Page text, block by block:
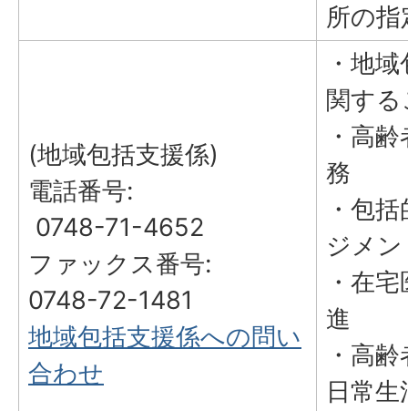
所の
(地域包括支援係)
電話番号:
0748-71-4652
ファックス番号:
0748-72-1481
地域包括支援係への問い
合わせ
・地
関す
・高
務
・包
ジメ
・在
進
・高
日常